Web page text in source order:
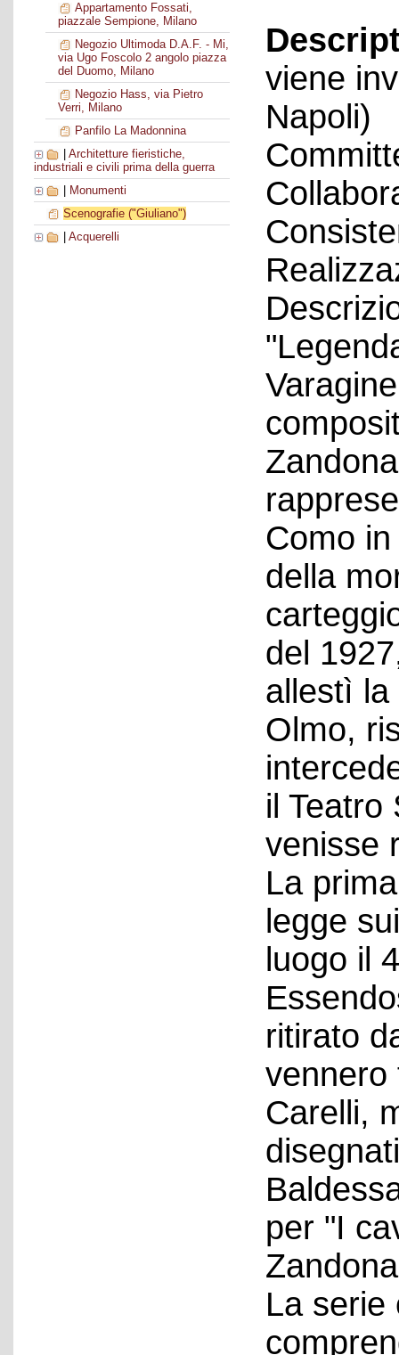
Appartamento Fossati,
piazzale Sempione, Milano
Negozio Ultimoda D.A.F. - Mi,
via Ugo Foscolo 2 angolo piazza
del Duomo, Milano
Negozio Hass, via Pietro
Verri, Milano
Panfilo La Madonnina
Architetture fieristiche,
industriali e civili prima della guerra
Monumenti
Scenografie ("Giuliano")
Acquerelli
viene
Napoli)
Como
della
del
allestì la
Olmo,
il Teatro
venisse
La
legge
luogo il
ritirato
vennero
Carelli,
per "I
La serie